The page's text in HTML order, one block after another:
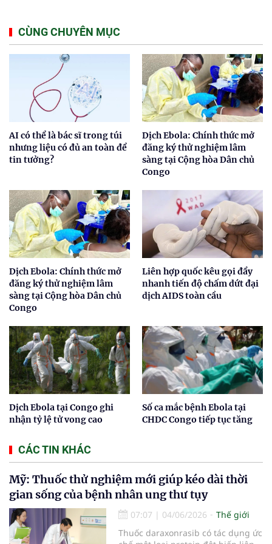
CÙNG CHUYÊN MỤC
AI có thể là bác sĩ trong túi
nhưng liệu có đủ an toàn để
tin tưởng?
Dịch Ebola: Chính thức mở
đăng ký thử nghiệm lâm
sàng tại Cộng hòa Dân chủ
Congo
Dịch Ebola: Chính thức mở
đăng ký thử nghiệm lâm
sàng tại Cộng hòa Dân chủ
Congo
Liên hợp quốc kêu gọi đẩy
nhanh tiến độ chấm dứt đại
dịch AIDS toàn cầu
Dịch Ebola tại Congo ghi
nhận tỷ lệ tử vong cao
Số ca mắc bệnh Ebola tại
CHDC Congo tiếp tục tăng
CÁC TIN KHÁC
Mỹ: Thuốc thử nghiệm mới giúp kéo dài thời
gian sống của bệnh nhân ung thư tụy
07:07 | 04/06/2026
Thế giới
Thuốc daraxonrasib có tác dụng ức